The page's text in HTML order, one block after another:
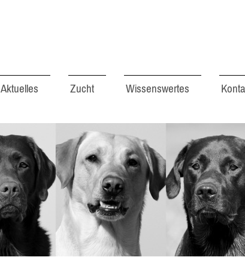
Aktuelles Zucht Wissenswertes